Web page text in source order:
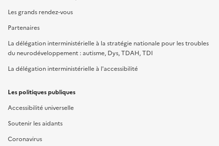
Les grands rendez-vous
Partenaires
La délégation interministérielle à la stratégie nationale pour les troubles
du neurodéveloppement : autisme, Dys, TDAH, TDI
La délégation interministérielle à l'accessibilité
Les politiques publiques
Accessibilité universelle
Soutenir les aidants
Coronavirus